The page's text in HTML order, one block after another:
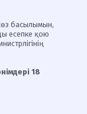
басылымын,
есепке қою
18